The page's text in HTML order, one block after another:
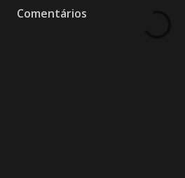
Comentários